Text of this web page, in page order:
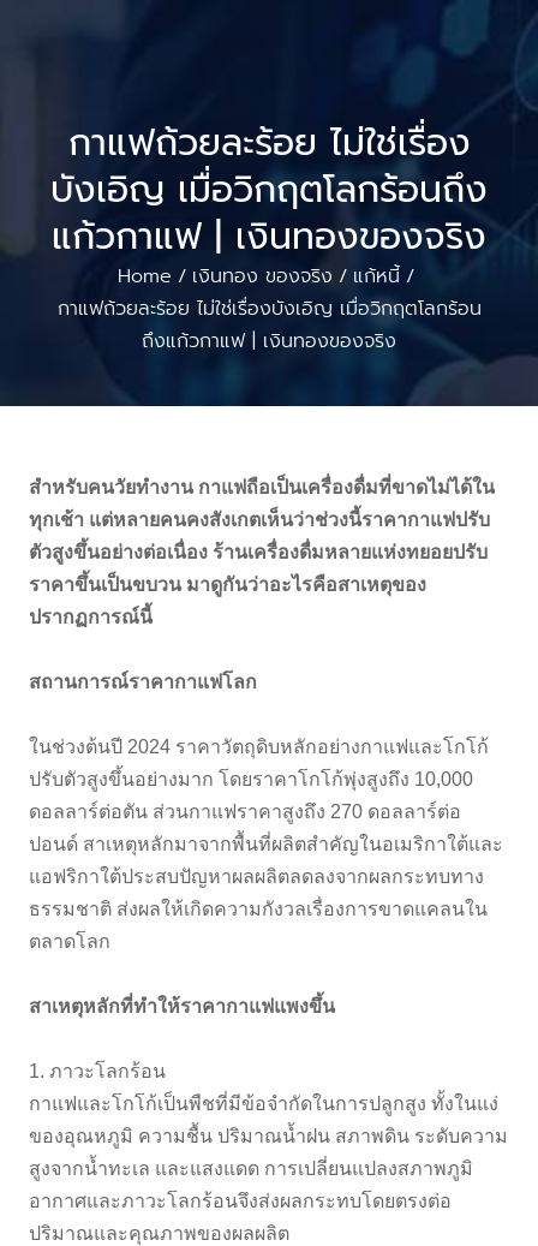
กาแฟถ้วยละร้อย ไม่ใช่เรื่อง
บังเอิญ เมื่อวิกฤตโลกร้อนถึง
แก้วกาแฟ | เงินทองของจริง
Home / เงินทอง ของจริง / แก้หนี้ /
กาแฟถ้วยละร้อย ไม่ใช่เรื่องบังเอิญ เมื่อวิกฤตโลกร้อน
ถึงแก้วกาแฟ | เงินทองของจริง
สำหรับคนวัยทำงาน กาแฟถือเป็นเครื่องดื่มที่ขาดไม่ได้ใน
ทุกเช้า แต่หลายคนคงสังเกตเห็นว่าช่วงนี้ราคากาแฟปรับ
ตัวสูงขึ้นอย่างต่อเนื่อง ร้านเครื่องดื่มหลายแห่งทยอยปรับ
ราคาขึ้นเป็นขบวน มาดูกันว่าอะไรคือสาเหตุของ
ปรากฏการณ์นี้
สถานการณ์ราคากาแฟโลก
ในช่วงต้นปี 2024 ราคาวัตถุดิบหลักอย่างกาแฟและโกโก้
ปรับตัวสูงขึ้นอย่างมาก โดยราคาโกโก้พุ่งสูงถึง 10,000
ดอลลาร์ต่อตัน ส่วนกาแฟราคาสูงถึง 270 ดอลลาร์ต่อ
ปอนด์ สาเหตุหลักมาจากพื้นที่ผลิตสำคัญในอเมริกาใต้และ
แอฟริกาใต้ประสบปัญหาผลผลิตลดลงจากผลกระทบทาง
ธรรมชาติ ส่งผลให้เกิดความกังวลเรื่องการขาดแคลนใน
ตลาดโลก
สาเหตุหลักที่ทำให้ราคากาแฟแพงขึ้น
1. ภาวะโลกร้อน
กาแฟและโกโก้เป็นพืชที่มีข้อจำกัดในการปลูกสูง ทั้งในแง่
ของอุณหภูมิ ความชื้น ปริมาณน้ำฝน สภาพดิน ระดับความ
สูงจากน้ำทะเล และแสงแดด การเปลี่ยนแปลงสภาพภูมิ
อากาศและภาวะโลกร้อนจึงส่งผลกระทบโดยตรงต่อ
ปริมาณและคุณภาพของผลผลิต